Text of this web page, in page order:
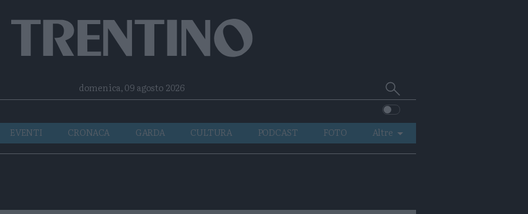
Telegram
RSS
domenica, 09 agosto 2026 Cerca
su
Trentino
EVENTI CRONACA GARDA CULTURA PODCAST FOTO
Altre
VIDEO